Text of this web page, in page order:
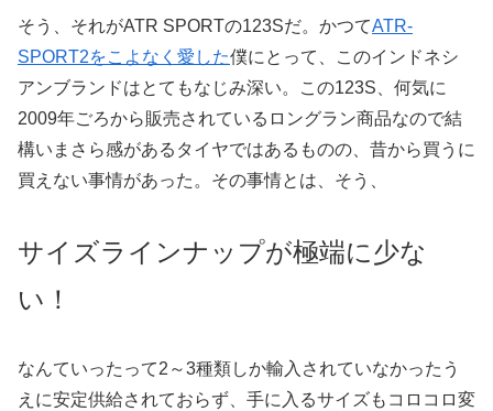
そう、それがATR SPORTの123Sだ。かつてATR-
SPORT2をこよなく愛した僕にとって、このインドネシ
アンブランドはとてもなじみ深い。この123S、何気に
2009年ごろから販売されているロングラン商品なので結
構いまさら感があるタイヤではあるものの、昔から買うに
買えない事情があった。その事情とは、そう、
サイズラインナップが極端に少な
い！
なんていったって2～3種類しか輸入されていなかったう
えに安定供給されておらず、手に入るサイズもコロコロ変